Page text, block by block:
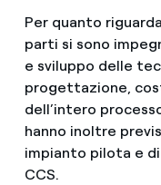
Per quanto
parti si sono
e sviluppo delle
progettazione,
dell’intero
hanno inoltre
impianto pilota e
CCS.